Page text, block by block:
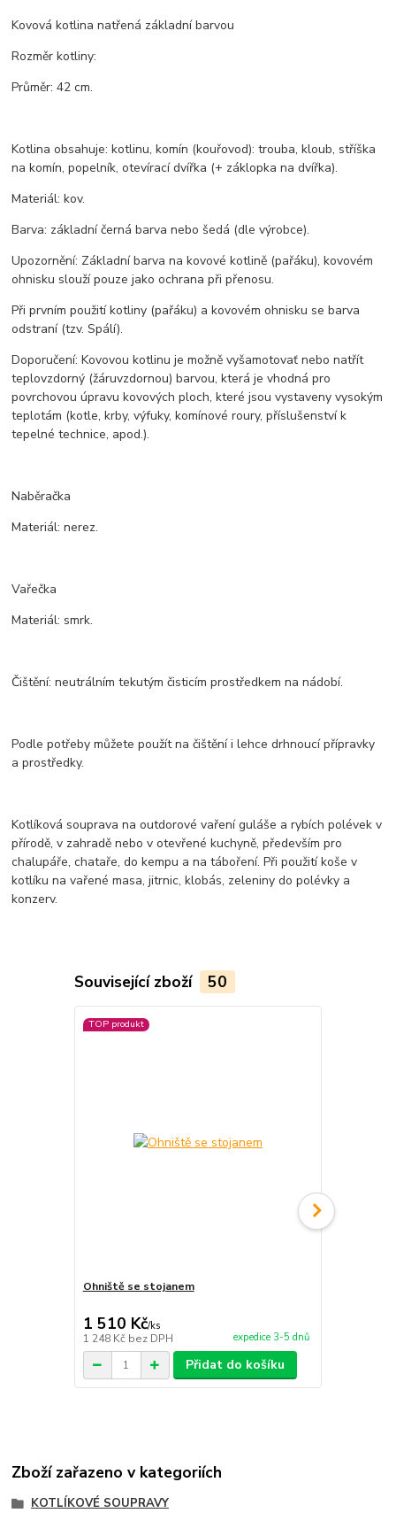
Kovová kotlina natřená základní barvou
Rozměr kotliny:
Průměr: 42 cm.
Kotlina obsahuje: kotlinu, komín (kouřovod): trouba, kloub, stříška
na komín, popelník, otevírací dvířka (+ záklopka na dvířka).
Materiál: kov.
Barva: základní černá barva nebo šedá (dle výrobce).
Upozornění: Základní barva na kovové kotlině (pařáku), kovovém
ohnisku slouží pouze jako ochrana při přenosu.
Při prvním použití kotliny (pařáku) a kovovém ohnisku se barva
odstraní (tzv. Spálí).
Doporučení: Kovovou kotlinu je možně vyšamotovať nebo natřít
teplovzdorný (žáruvzdornou) barvou, která je vhodná pro
povrchovou úpravu kovových ploch, které jsou vystaveny vysokým
teplotám (kotle, krby, výfuky, komínové roury, příslušenství k
tepelné technice, apod.).
Naběračka
Materiál: nerez.
Vařečka
Materiál: smrk.
Čištění: neutrálním tekutým čisticím prostředkem na nádobí.
Podle potřeby můžete použít na čištění i lehce drhnoucí přípravky
a prostředky.
Kotlíková souprava na outdorové vaření guláše a rybích polévek v
přírodě, v zahradě nebo v otevřené kuchyně, především pro
chalupáře, chataře, do kempu a na táboření. Při použití koše v
kotlíku na vařené masa, jitrnic, klobás, zeleniny do polévky a
konzerv.
Související zboží 50
TOP produkt
Ohniště se stojanem
1 510 Kč/ks
1 248 Kč bez DPH expedice 3-5 dnů
Přidat do košíku
Zboží zařazeno v kategoriích
KOTLÍKOVÉ SOUPRAVY